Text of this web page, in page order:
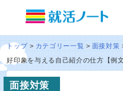
トップ カテゴリー一覧 面接対策
好印象を与える自己紹介の仕方【例文
面接対策